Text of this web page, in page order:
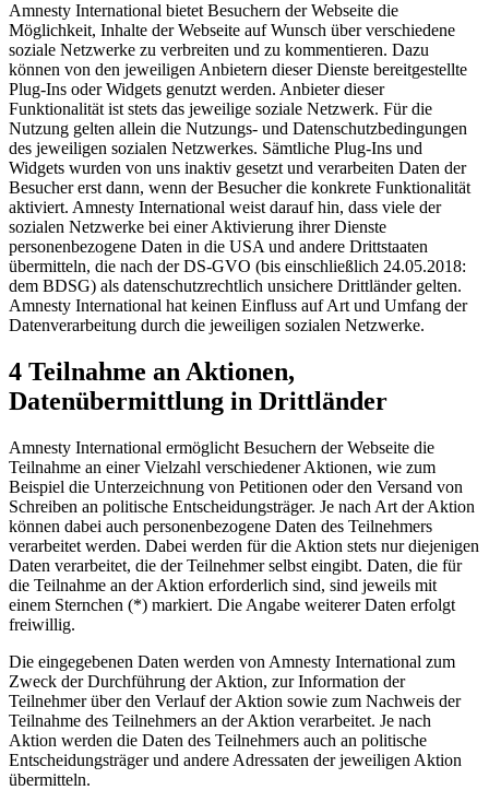
Amnesty International bietet Besuchern der Webseite die
Möglichkeit, Inhalte der Webseite auf Wunsch über verschiedene
soziale Netzwerke zu verbreiten und zu kommentieren. Dazu
können von den jeweiligen Anbietern dieser Dienste bereitgestellte
Plug-Ins oder Widgets genutzt werden. Anbieter dieser
Funktionalität ist stets das jeweilige soziale Netzwerk. Für die
Nutzung gelten allein die Nutzungs- und Datenschutzbedingungen
des jeweiligen sozialen Netzwerkes. Sämtliche Plug-Ins und
Widgets wurden von uns inaktiv gesetzt und verarbeiten Daten der
Besucher erst dann, wenn der Besucher die konkrete Funktionalität
aktiviert. Amnesty International weist darauf hin, dass viele der
sozialen Netzwerke bei einer Aktivierung ihrer Dienste
personenbezogene Daten in die USA und andere Drittstaaten
übermitteln, die nach der DS-GVO (bis einschließlich 24.05.2018:
dem BDSG) als datenschutzrechtlich unsichere Drittländer gelten.
Amnesty International hat keinen Einfluss auf Art und Umfang der
Datenverarbeitung durch die jeweiligen sozialen Netzwerke.
4 Teilnahme an Aktionen,
Datenübermittlung in Drittländer
Amnesty International ermöglicht Besuchern der Webseite die
Teilnahme an einer Vielzahl verschiedener Aktionen, wie zum
Beispiel die Unterzeichnung von Petitionen oder den Versand von
Schreiben an politische Entscheidungsträger. Je nach Art der Aktion
können dabei auch personenbezogene Daten des Teilnehmers
verarbeitet werden. Dabei werden für die Aktion stets nur diejenigen
Daten verarbeitet, die der Teilnehmer selbst eingibt. Daten, die für
die Teilnahme an der Aktion erforderlich sind, sind jeweils mit
einem Sternchen (*) markiert. Die Angabe weiterer Daten erfolgt
freiwillig.
Die eingegebenen Daten werden von Amnesty International zum
Zweck der Durchführung der Aktion, zur Information der
Teilnehmer über den Verlauf der Aktion sowie zum Nachweis der
Teilnahme des Teilnehmers an der Aktion verarbeitet. Je nach
Aktion werden die Daten des Teilnehmers auch an politische
Entscheidungsträger und andere Adressaten der jeweiligen Aktion
übermitteln.